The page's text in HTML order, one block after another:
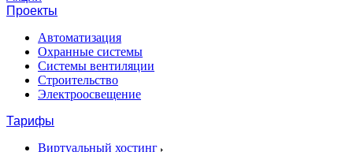
Проекты
Автоматизация
Охранные системы
Системы вентиляции
Строительство
Электроосвещение
Тарифы
Виртуальный хостинг